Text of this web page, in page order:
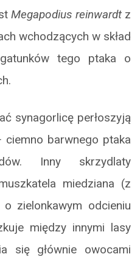
Megapodius reinwardt z
wchodzących w skład
tego ptaka o
synagorlicę perłoszyją
ciemno barwnego ptaka
Inny skrzydlaty
miedziana (z
zielonkawym odcieniu
między innymi lasy
się głównie owocami